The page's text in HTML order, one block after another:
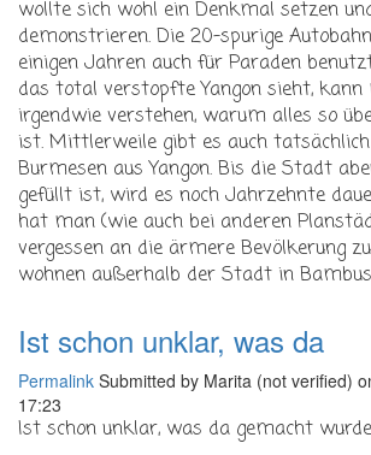
wollte sich wohl ein Denkmal setzen
demonstrieren. Die 20-spurige
einigen Jahren auch für Paraden
das total verstopfte Yangon sieht, kann
irgendwie verstehen, warum alles so
ist. Mittlerweile gibt es auch tatsächlich
Burmesen aus Yangon. Bis die Stadt
gefüllt ist, wird es noch Jahrzehnte
hat man (wie auch bei anderen
vergessen an die ärmere Bevölkerung
wohnen außerhalb der Stadt in
Ist schon unklar, was da
Permalink Submitted by Marita (not verified)
17:23
Ist schon unklar, was da gemacht